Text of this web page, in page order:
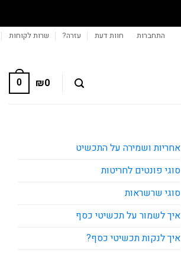
התחברות חוות דעת עזרה? שרות לקוחות
₪0
0
אחריות ושמירה על התכשיט
סוגי פונטים לחריטות
סוגי שרשראות
איך לשמור על תכשיטי כסף
איך לנקות תכשיטי כסף?